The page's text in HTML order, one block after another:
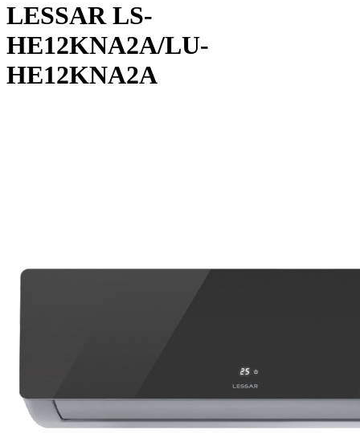
LESSAR LS-
HE12KNA2A/LU-
HE12KNA2A